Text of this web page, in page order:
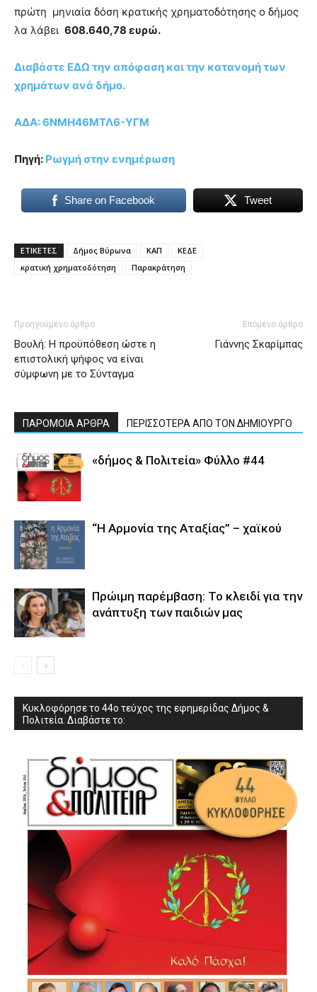
πρώτη μηνιαία δόση κρατικής χρηματοδότησης ο δήμος
λα λάβει 608.640,78 ευρώ.
Διαβάστε ΕΔΩ την απόφαση και την κατανομή των
χρημάτων ανά δήμο.
ΑΔΑ: 6ΝΜΗ46ΜΤΛ6-ΥΓΜ
Πηγή: Ρωγμή στην ενημέρωση
Share on Facebook Tweet
ΕΤΙΚΕΤΕΣ Δήμος Βύρωνα ΚΑΠ
ΚΕΔΕ
κρατική χρηματοδότηση
Παρακράτηση
Προηγούμενο άρθρο
Βουλή: Η προϋπόθεση ώστε η
επιστολική ψήφος να είναι
σύμφωνη με το Σύνταγμα
Επόμενο άρθρο
Γιάννης Σκαρίμπας
ΠΑΡΟΜΟΙΑ ΑΡΘΡΑ ΠΕΡΙΣΣΟΤΕΡΑ ΑΠΟ ΤΟΝ ΔΗΜΙΟΥΡΓΟ
«δήμος & Πολιτεία» Φύλλο #44
“Η Αρμονία της Αταξίας” – χαϊκού
Πρώιμη παρέμβαση: Το κλειδί για την
ανάπτυξη των παιδιών µας
Κυκλοφόρησε το 44ο τεύχος της εφημερίδας Δήμος &
Πολιτεία. Διαβάστε το: